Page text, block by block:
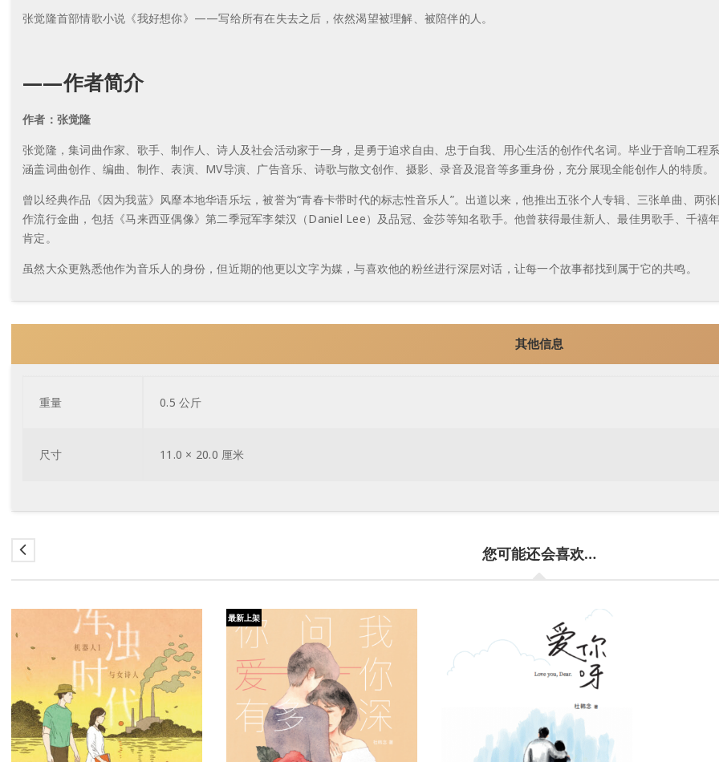
张觉隆首部情歌小说《我好想你》——写给所有在失去之后，依然渴望被理解、被陪伴的人。
——作者简介
作者：张觉隆
张觉隆，集词曲作家、歌手、制作人、诗人及社会活动家于一身，是勇于追求自由、忠于自我、用心生活的创作代名词。毕业于音响工
涵盖词曲创作、编曲、制作、表演、MV导演、广告音乐、诗歌与散文创作、摄影、录音及混音等多重身份，充分展现全能创作人的特质。
曾以经典作品《因为我蓝》风靡本地华语乐坛，被誉为“青春卡带时代的标志性音乐人”。出道以来，他推出五张个人专辑、三张单曲、
作流行金曲，包括《马来西亚偶像》第二季冠军李桀汉（Daniel Lee）及品冠、金莎等知名歌手。他曾获得最佳新人、最佳男歌手、千禧
肯定。
虽然大众更熟悉他作为音乐人的身份，但近期的他更以文字为媒，与喜欢他的粉丝进行深层对话，让每一个故事都找到属于它的共鸣。
其他信息
重量 0.5 公斤
尺寸 11.0 × 20.0 厘米
您可能还会喜欢…
最新上架